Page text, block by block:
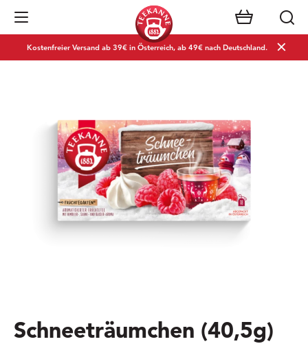
Navigation öffnen
Kostenfreier Versand ab 39€ in Österreich, ab 49€ nach Deutschland.
Schneeträumchen (40,5g)